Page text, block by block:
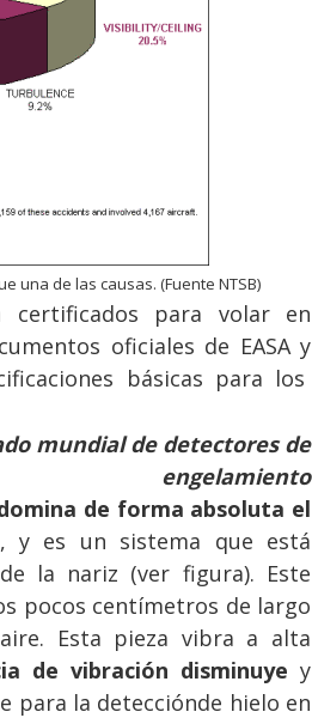
una de las causas. (Fuente NTSB)
certificados para volar en
oficiales de EASA y
básicas para los
mundial de detectores de
engelamiento
de forma absoluta el
y es un sistema que está
la nariz (ver figura). Este
pocos centímetros de largo
Esta pieza vibra a alta
de vibración disminuye y
para la detecciónde hielo en